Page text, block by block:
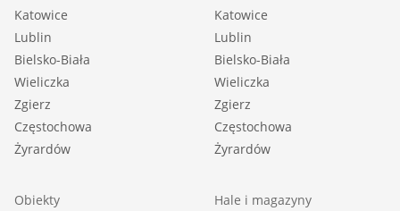
Katowice
Lublin
Bielsko-Biała
Wieliczka
Zgierz
Częstochowa
Żyrardów
Katowice
Lublin
Bielsko-Biała
Wieliczka
Zgierz
Częstochowa
Żyrardów
Obiekty
Hale i magazyny